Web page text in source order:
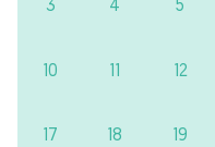
3 4 5
10 11 12
17 18 19